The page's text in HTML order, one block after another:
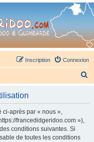
la communauté.
Connexion
Inscription
ci-après par « nous »,
francedidgeridoo.com »),
conditions suivantes. Si
de toutes les conditions